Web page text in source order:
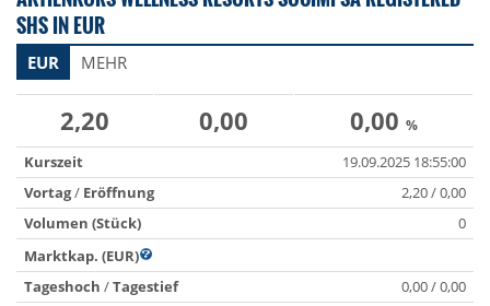
SHS IN EUR
EUR MEHR
2,20 0,00 0,00 %
Kurszeit
19.09.2025 18:55:00
Vortag/ Eröffnung
2,20 / 0,00
Volumen (Stück)
0
Marktkap. (EUR)
Tageshoch /Tagestief
0,00 / 0,00